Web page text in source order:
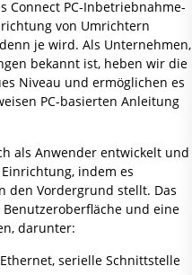
Connect PC-Inbetriebnahme-
von Umrichtern
je wird. Als Unternehmen,
bekannt ist, heben wir die
Niveau und ermöglichen es
PC-basierten Anleitung
als Anwender entwickelt und
indem es
den Vordergrund stellt. Das
und eine
darunter:
serielle Schnittstelle